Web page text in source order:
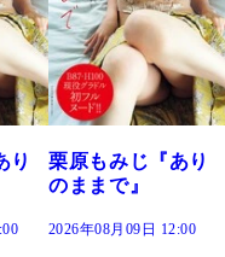
り
栗原もみじ『あり
のままで』
2026年08月09日 12:00